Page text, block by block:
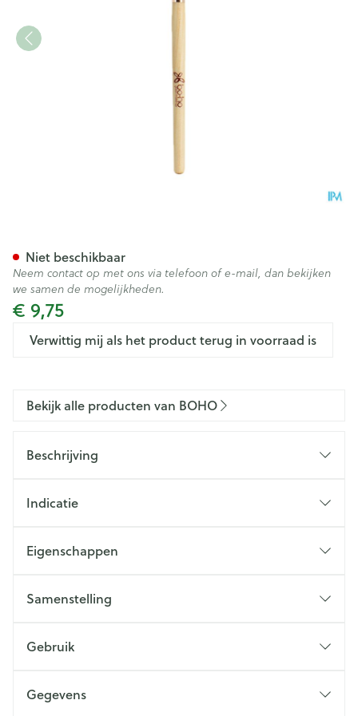
€ 9,75
Verwittig mij als het product terug in voorraad is
Niet beschikbaar
Neem contact op met ons via telefoon of e-mail, dan bekijken
we samen de mogelijkheden.
Bekijk alle producten van BOHO
Beschrijving
Indicatie
Eigenschappen
Samenstelling
Gebruik
Gegevens